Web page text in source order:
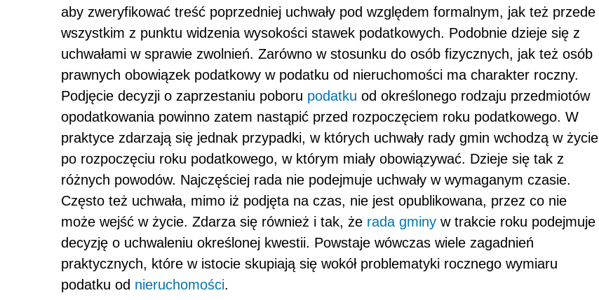
aby zweryfikować treść poprzedniej uchwały pod względem formalnym, jak też przede
wszystkim z punktu widzenia wysokości stawek podatkowych. Podobnie dzieje się z
uchwałami w sprawie zwolnień. Zarówno w stosunku do osób fizycznych, jak też osób
prawnych obowiązek podatkowy w podatku od nieruchomości ma charakter roczny.
Podjęcie decyzji o zaprzestaniu poboru podatku od określonego rodzaju przedmiotów
opodatkowania powinno zatem nastąpić przed rozpoczęciem roku podatkowego. W
praktyce zdarzają się jednak przypadki, w których uchwały rady gmin wchodzą w życie
po rozpoczęciu roku podatkowego, w którym miały obowiązywać. Dzieje się tak z
różnych powodów. Najczęściej rada nie podejmuje uchwały w wymaganym czasie.
Często też uchwała, mimo iż podjęta na czas, nie jest opublikowana, przez co nie
może wejść w życie. Zdarza się również i tak, że rada gminy w trakcie roku podejmuje
decyzję o uchwaleniu określonej kwestii. Powstaje wówczas wiele zagadnień
praktycznych, które w istocie skupiają się wokół problematyki rocznego wymiaru
podatku od nieruchomości.